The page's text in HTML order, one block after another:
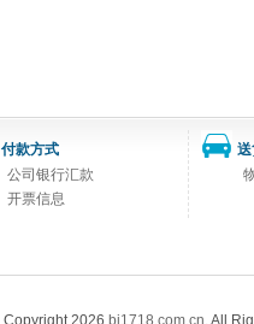
付款方式
公司银行汇款
开票信息
Copyright 2026 bj1718.com.cn. All